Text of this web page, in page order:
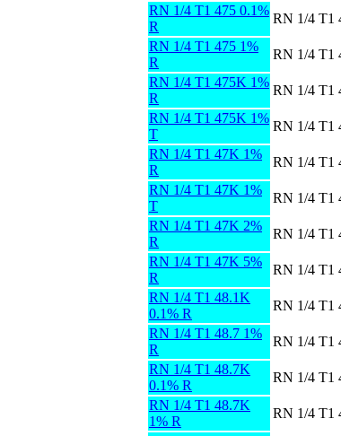
RN 1/4 T1 475 0.1%
R
RN 1/4 T1
RN 1/4 T1 475 1%
R
RN 1/4 T1
RN 1/4 T1 475K 1%
R
RN 1/4 T1
RN 1/4 T1 475K 1%
T
RN 1/4 T1
RN 1/4 T1 47K 1%
R
RN 1/4 T1
RN 1/4 T1 47K 1%
T
RN 1/4 T1
RN 1/4 T1 47K 2%
R
RN 1/4 T1
RN 1/4 T1 47K 5%
R
RN 1/4 T1
RN 1/4 T1 48.1K
0.1% R
RN 1/4 T1
RN 1/4 T1 48.7 1%
R
RN 1/4 T1
RN 1/4 T1 48.7K
0.1% R
RN 1/4 T1
RN 1/4 T1 48.7K
1% R
RN 1/4 T1